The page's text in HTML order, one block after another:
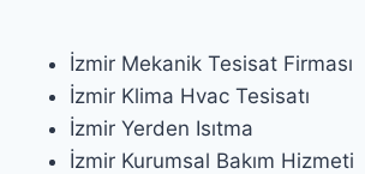
İzmir Mekanik Tesisat Firması
İzmir Klima Hvac Tesisatı
İzmir Yerden Isıtma
İzmir Kurumsal Bakım Hizmeti